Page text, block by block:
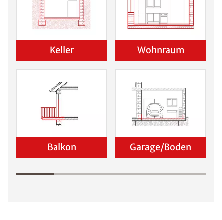
Keller Wohnraum
Balkon Garage/Boden